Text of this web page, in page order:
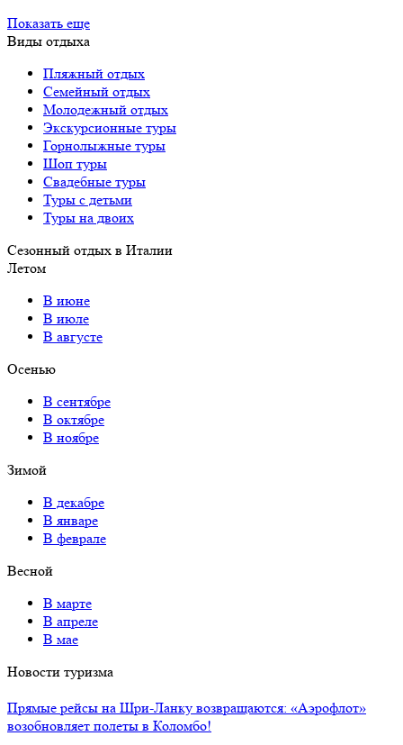
Показать еще
Виды отдыха
Пляжный отдых
Семейный отдых
Молодежный отдых
Экскурсионные туры
Горнолыжные туры
Шоп туры
Свадебные туры
Туры с детьми
Туры на двоих
Сезонный отдых в Италии
Летом
В июне
В июле
В августе
Осенью
В сентябре
В октябре
В ноябре
Зимой
В декабре
В январе
В феврале
Весной
В марте
В апреле
В мае
Новости туризма
Прямые рейсы на Шри-Ланку возвращаются: «Аэрофлот»
возобновляет полеты в Коломбо!